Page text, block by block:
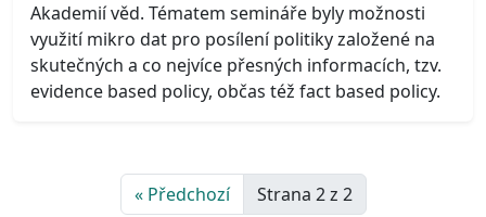
Akademií věd. Tématem semináře byly možnosti
využití mikro dat pro posílení politiky založené na
skutečných a co nejvíce přesných informacích, tzv.
evidence based policy, občas též fact based policy.
« Předchozí Strana 2 z 2